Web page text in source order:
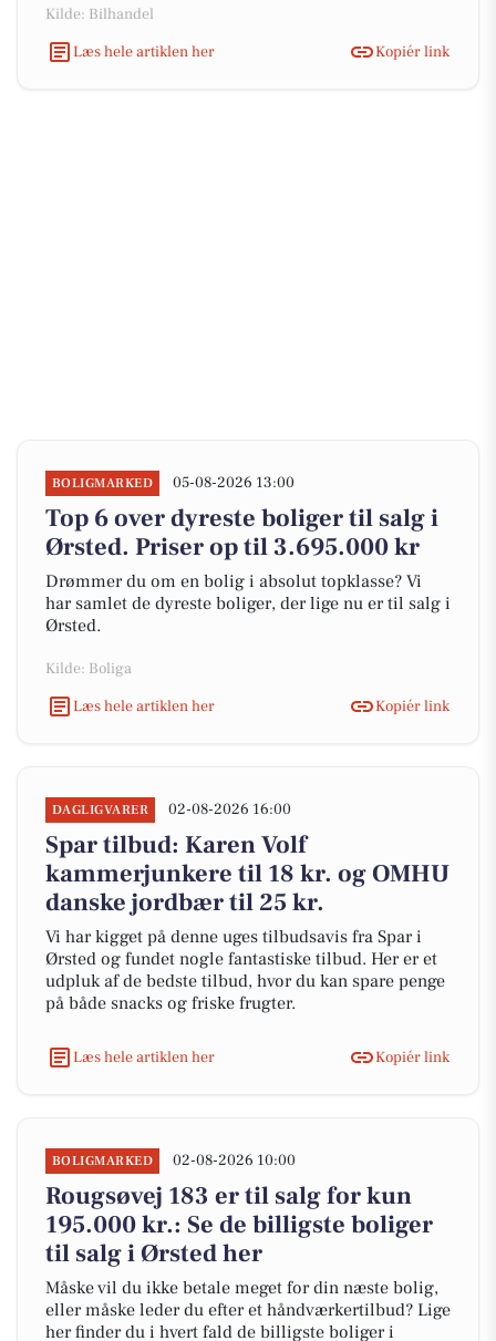
Kilde: Bilhandel
Læs hele artiklen her
Kopiér link
BOLIGMARKED 05-08-2026 13:00
Top 6 over dyreste boliger til salg i
Ørsted. Priser op til 3.695.000 kr
Drømmer du om en bolig i absolut topklasse? Vi
har samlet de dyreste boliger, der lige nu er til salg i
Ørsted.
Kilde: Boliga
Læs hele artiklen her
Kopiér link
DAGLIGVARER 02-08-2026 16:00
Spar tilbud: Karen Volf
kammerjunkere til 18 kr. og OMHU
danske jordbær til 25 kr.
Vi har kigget på denne uges tilbudsavis fra Spar i
Ørsted og fundet nogle fantastiske tilbud. Her er et
udpluk af de bedste tilbud, hvor du kan spare penge
på både snacks og friske frugter.
Læs hele artiklen her Kopiér link
BOLIGMARKED 02-08-2026 10:00
Rougsøvej 183 er til salg for kun
195.000 kr.: Se de billigste boliger
til salg i Ørsted her
Måske vil du ikke betale meget for din næste bolig,
eller måske leder du efter et håndværkertilbud? Lige
her finder du i hvert fald de billigste boliger i